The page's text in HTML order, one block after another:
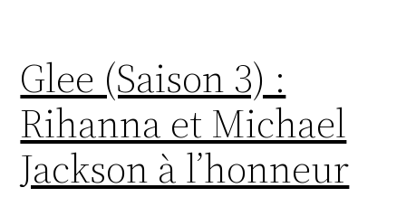
Glee (Saison 3) :
Rihanna et Michael
Jackson à l’honneur